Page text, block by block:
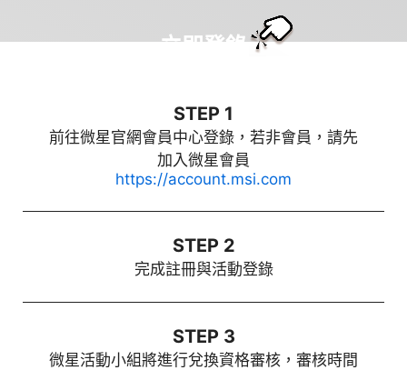
立即登錄
STEP 1
前往微星官網會員中心登錄，若非會員，請先
加入微星會員
https://account.msi.com
STEP 2
完成註冊與活動登錄
STEP 3
微星活動小組將進行兌換資格審核，審核時間